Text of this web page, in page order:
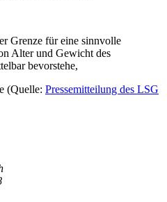
Grenze für eine sinnvolle
Alter und Gewicht des
bevorstehe,
(Quelle: Pressemitteilung des LSG